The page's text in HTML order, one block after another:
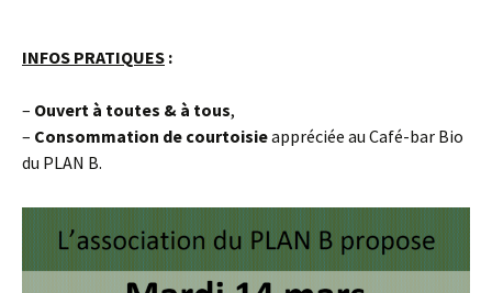
INFOS PRATIQUES :
– Ouvert à toutes & à tous,
– Consommation de courtoisieappréciée au Café-bar Bio
du PLAN B.